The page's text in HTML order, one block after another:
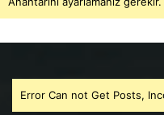
Error Can not Get Posts,